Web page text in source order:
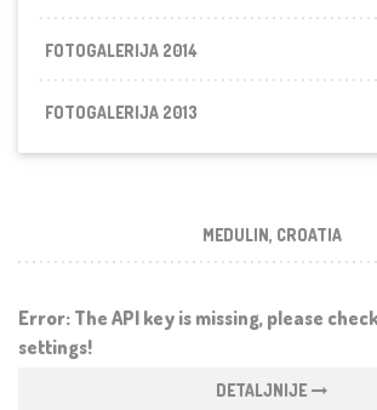
FOTOGALERIJA 2014
FOTOGALERIJA 2013
MEDULIN, CROATIA
Error: The API key is missing, please
settings!
DETALJNIJE